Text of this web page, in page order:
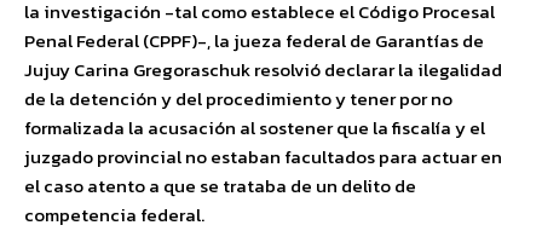
la investigación -tal como establece el Código Procesal
Penal Federal (CPPF)-, la jueza federal de Garantías de
Jujuy Carina Gregoraschuk resolvió declarar la ilegalidad
de la detención y del procedimiento y tener por no
formalizada la acusación al sostener que la fiscalía y el
juzgado provincial no estaban facultados para actuar en
el caso atento a que se trataba de un delito de
competencia federal.